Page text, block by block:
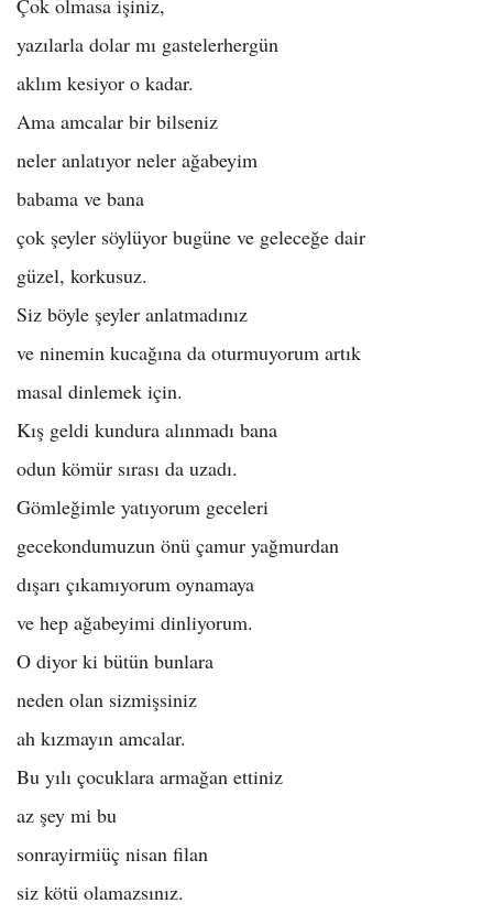
Çok olmasa işiniz,
yazılarla dolar mı gastelerhergün
aklım kesiyor o kadar.
Ama amcalar bir bilseniz
neler anlatıyor neler ağabeyim
babama ve bana
çok şeyler söylüyor bugüne ve geleceğe dair
güzel, korkusuz.
Siz böyle şeyler anlatmadınız
ve ninemin kucağına da oturmuyorum artık
masal dinlemek için.
Kış geldi kundura alınmadı bana
odun kömür sırası da uzadı.
Gömleğimle yatıyorum geceleri
gecekondumuzun önü çamur yağmurdan
dışarı çıkamıyorum oynamaya
ve hep ağabeyimi dinliyorum.
O diyor ki bütün bunlara
neden olan sizmişsiniz
ah kızmayın amcalar.
Bu yılı çocuklara armağan ettiniz
az şey mi bu
sonrayirmiüç nisan filan
siz kötü olamazsınız.